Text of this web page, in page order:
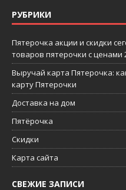
РУБРИКИ
Пятерочка акции и скидки
товаров пятерочки с ценами
Выручай карта Пятерочка:
карту Пятерочки
Доставка на дом
Пятёрочка
Скидки
Карта сайта
СВЕЖИЕ ЗАПИСИ